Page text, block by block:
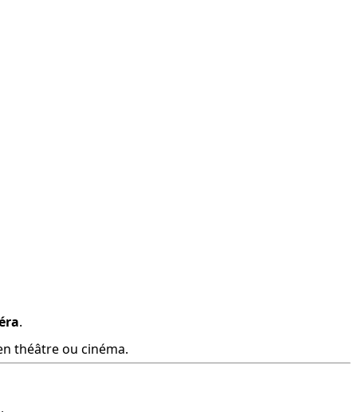
.
théâtre ou cinéma.